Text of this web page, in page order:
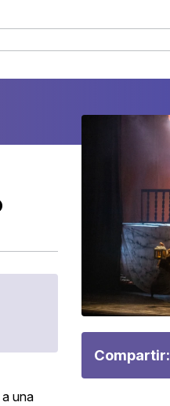
una
Compartir: